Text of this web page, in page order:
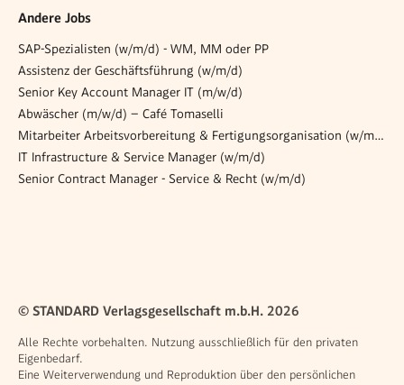
Andere Jobs
SAP-Spezialisten (w/m/d) - WM, MM oder PP
Assistenz der Geschäftsführung (w/m/d)
Senior Key Account Manager IT (m/w/d)
Abwäscher (m/w/d) – Café Tomaselli
Mitarbeiter Arbeitsvorbereitung & Fertigungsorganisation (w/m/x)
IT Infrastructure & Service Manager (w/m/d)
Senior Contract Manager - Service & Recht (w/m/d)
© STANDARD Verlagsgesellschaft m.b.H. 2026
Alle Rechte vorbehalten. Nutzung ausschließlich für den privaten
Eigenbedarf.
Eine Weiterverwendung und Reproduktion über den persönlichen